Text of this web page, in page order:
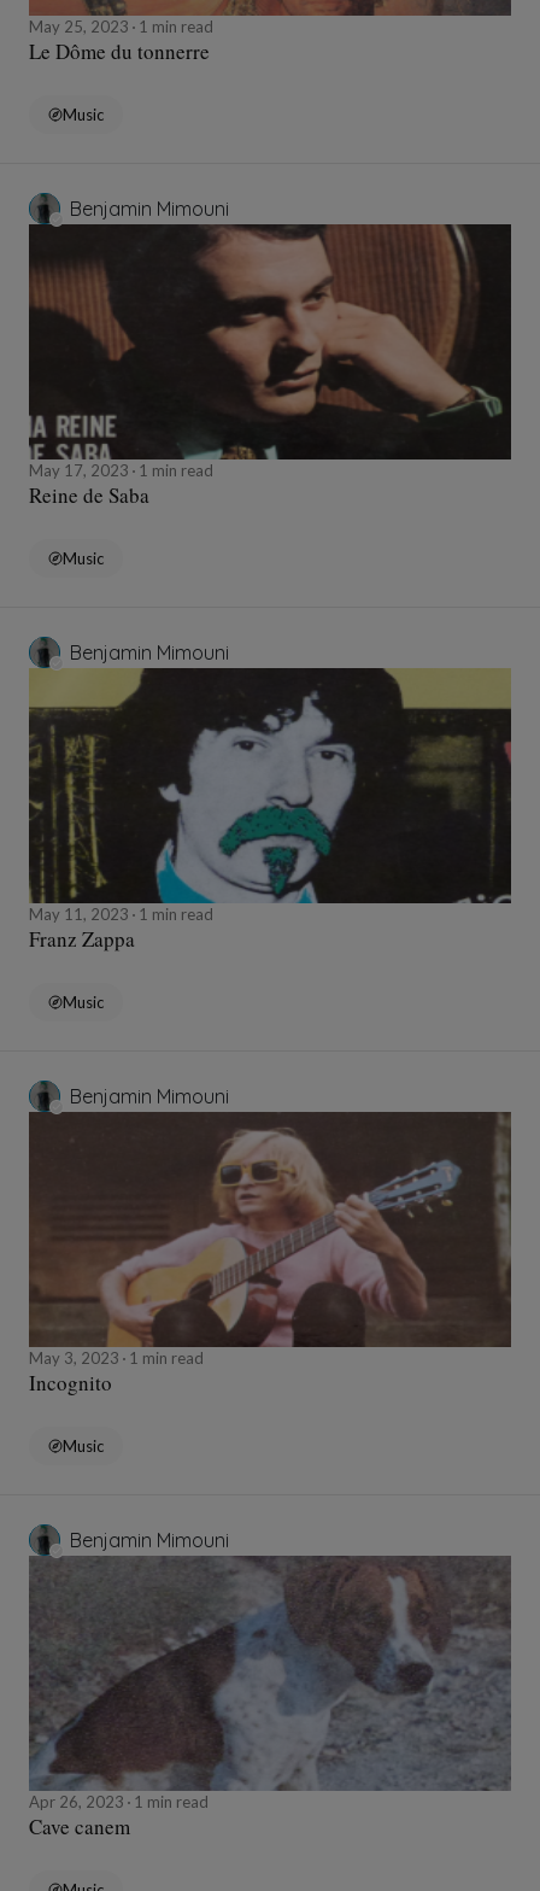
May 25, 2023 1 min read
Le Dôme du tonnerre
Music
Benjamin Mimouni
May 17, 2023 1 min read
Reine de Saba
Music
Benjamin Mimouni
May 11, 2023 1 min read
Franz Zappa
Music
Benjamin Mimouni
May 3, 2023 1 min read
Incognito
Music
Benjamin Mimouni
Apr 26, 2023 1 min read
Cave canem